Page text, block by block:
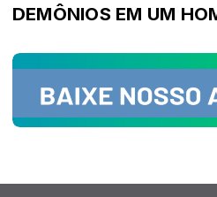
DEMÔNIOS EM UM